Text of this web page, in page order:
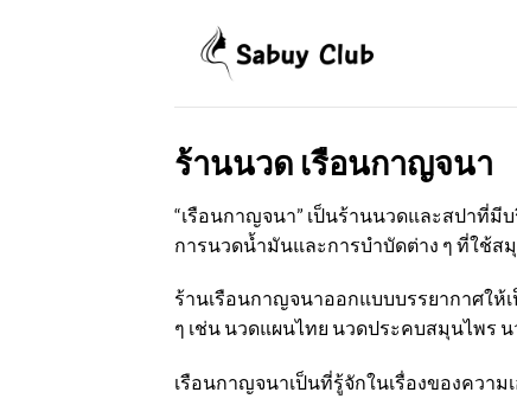
ร้านนวด เรือนกาญจนา
“เรือนกาญจนา” เป็นร้านนวดและสปาที่
การนวดน้ำมันและการบำบัดต่าง ๆ ที่ใช้ส
ร้านเรือนกาญจนาออกแบบบรรยากาศให้
ๆ เช่น นวดแผนไทย นวดประคบสมุนไพร
เรือนกาญจนาเป็นที่รู้จักในเรื่องของควา